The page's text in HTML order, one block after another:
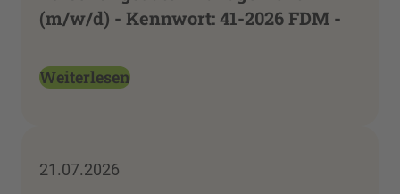
(m/w/d) - Kennwort: 41-2026 FDM -
Weiterlesen
21.07.2026